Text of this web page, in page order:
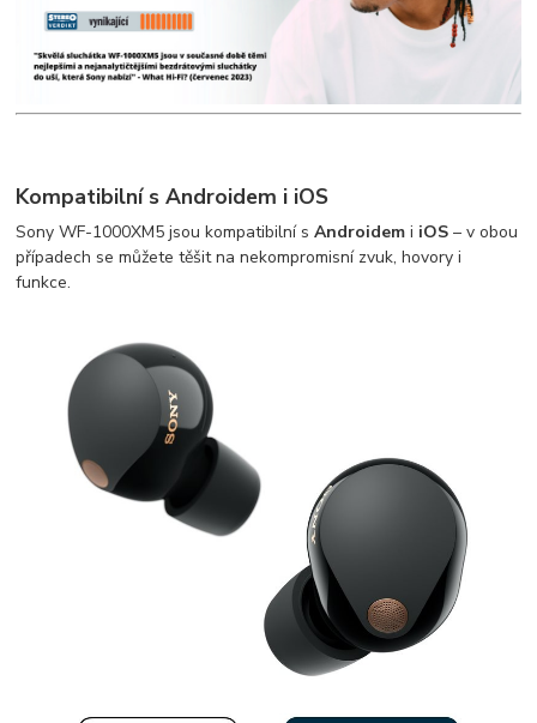
Kompatibilní s Androidem i iOS
Sony WF-1000XM5 jsou kompatibilní sAndroidem i iOS – v obou
případech se můžete těšit na nekompromisní zvuk, hovory i
funkce.